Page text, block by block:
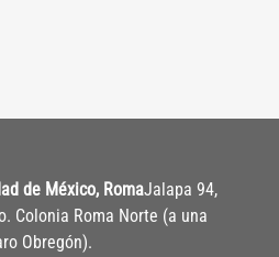
de México, RomaJalapa 94,
Colonia Roma Norte (a una
Obregón).